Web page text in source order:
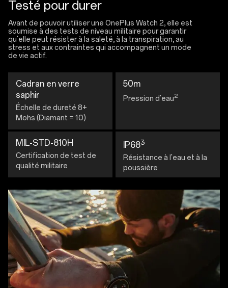
Testé pour durer
Avant de pouvoir utiliser une OnePlus Watch 2, elle est
soumise à des tests de niveau militaire pour garantir
qu'elle peut résister à la saleté, à la transpiration, au
stress et aux contraintes qui accompagnent un mode
de vie actif.
Cadran en verre
saphir
Échelle de dureté 8+
Mohs (Diamant = 10)
50m
Pression d'eau2
MIL-STD-810H
Certification de test de
qualité militaire
IP683
Résistance à l'eau et à la
poussière